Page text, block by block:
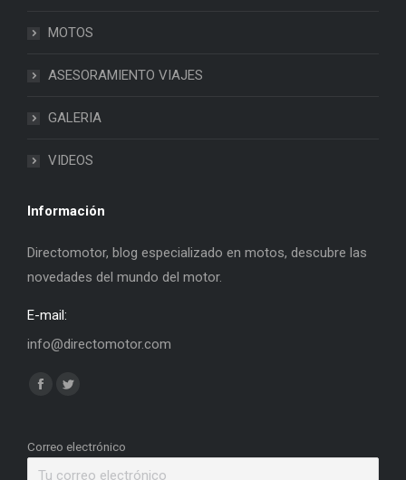
MOTOS
ASESORAMIENTO VIAJES
GALERIA
VIDEOS
Información
Directomotor, blog especializado en motos, descubre las
novedades del mundo del motor.
E-mail:
info@directomotor.com
Find us on:
Facebook
opens
Twitter
opens
Correo electrónico